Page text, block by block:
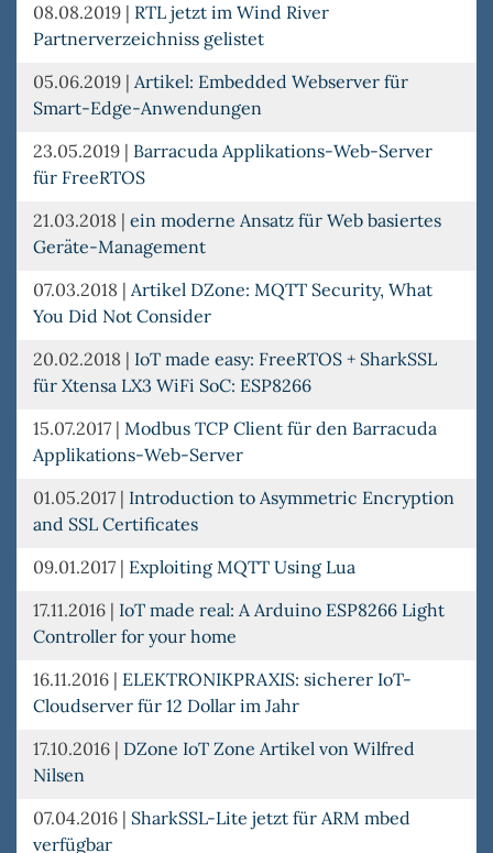
08.08.2019 | RTL jetzt im Wind River
Partnerverzeichniss gelistet
05.06.2019 | Artikel: Embedded Webserver für
Smart-Edge-Anwendungen
23.05.2019 | Barracuda Applikations-Web-Server
für FreeRTOS
21.03.2018 | ein moderne Ansatz für Web basiertes
Geräte-Management
07.03.2018 | Artikel DZone: MQTT Security, What
You Did Not Consider
20.02.2018 | IoT made easy: FreeRTOS + SharkSSL
für Xtensa LX3 WiFi SoC: ESP8266
15.07.2017 | Modbus TCP Client für den Barracuda
Applikations-Web-Server
01.05.2017 | Introduction to Asymmetric Encryption
and SSL Certificates
09.01.2017 | Exploiting MQTT Using Lua
17.11.2016 | IoT made real: A Arduino ESP8266 Light
Controller for your home
16.11.2016 | ELEKTRONIKPRAXIS: sicherer IoT-
Cloudserver für 12 Dollar im Jahr
17.10.2016 | DZone IoT Zone Artikel von Wilfred
Nilsen
07.04.2016 | SharkSSL-Lite jetzt für ARM mbed
verfügbar